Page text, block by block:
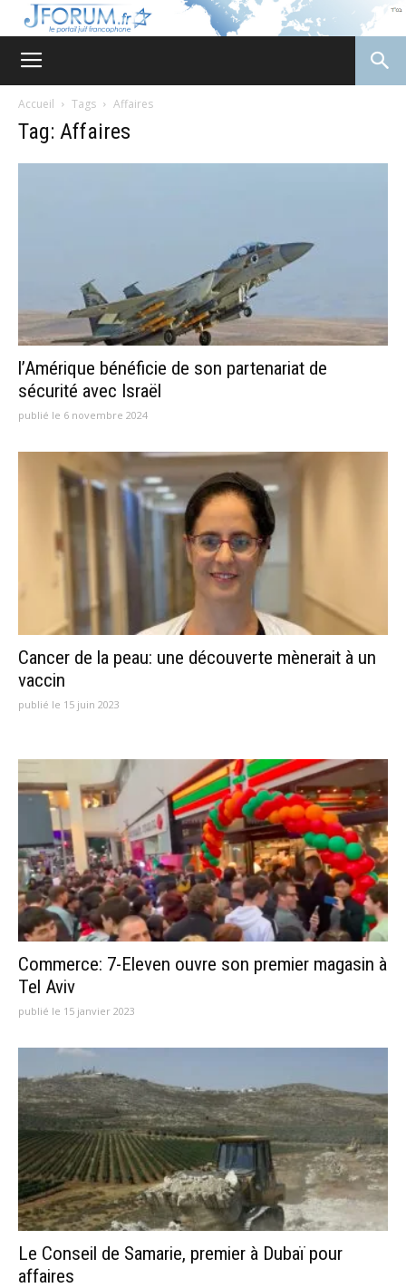
Accueil Tags Affaires
Tag: Affaires
l’Amérique bénéficie de son partenariat de
sécurité avec Israël
publié le 6 novembre 2024
Cancer de la peau: une découverte mènerait à un
vaccin
publié le 15 juin 2023
Commerce: 7-Eleven ouvre son premier magasin à
Tel Aviv
publié le 15 janvier 2023
Le Conseil de Samarie, premier à Dubaï pour
affaires